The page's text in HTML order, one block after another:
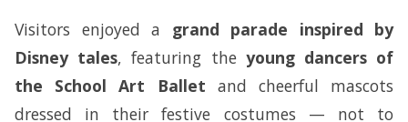
Visitors enjoyed a grand parade inspired by
Disney tales, featuring the young dancers of
the School Art Ballet and cheerful mascots
dressed in their festive costumes — not to